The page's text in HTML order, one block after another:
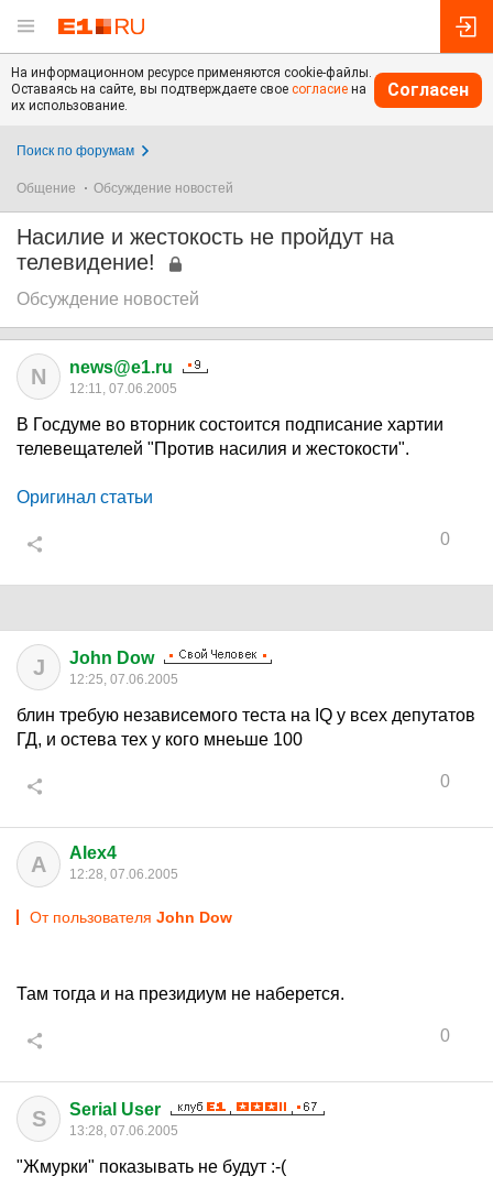
На информационном ресурсе применяются cookie-файлы.
Оставаясь на сайте, вы подтверждаете свое согласие на
их использование.
Согласен
Поиск по форумам
Общение Обсуждение новостей
Насилие и жестокость не пройдут на
телевидение!
Обсуждение новостей
N news@e1.ru
12:11, 07.06.2005
В Госдуме во вторник состоится подписание хартии
телевещателей "Против насилия и жестокости".
Оригинал статьи
0
J John Dow
12:25, 07.06.2005
блин требую независемого теста на IQ у всех депутатов
ГД, и остева тех у кого мнеьше 100
0
A Alex4
12:28, 07.06.2005
От пользователя John Dow
Там тогда и на президиум не наберется.
0
S Serial User
13:28, 07.06.2005
"Жмурки" показывать не будут :-(